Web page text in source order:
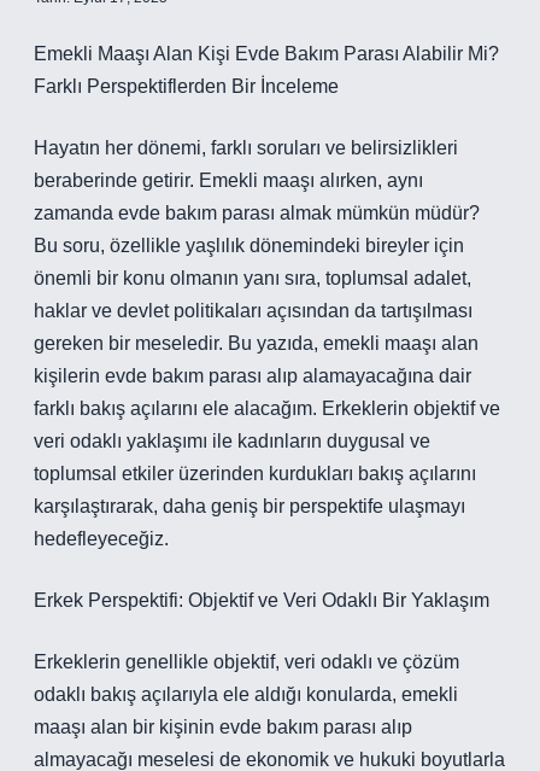
Emekli Maaşı Alan Kişi Evde Bakım Parası Alabilir Mi?
Farklı Perspektiflerden Bir İnceleme
Hayatın her dönemi, farklı soruları ve belirsizlikleri
beraberinde getirir. Emekli maaşı alırken, aynı
zamanda evde bakım parası almak mümkün müdür?
Bu soru, özellikle yaşlılık dönemindeki bireyler için
önemli bir konu olmanın yanı sıra, toplumsal adalet,
haklar ve devlet politikaları açısından da tartışılması
gereken bir meseledir. Bu yazıda, emekli maaşı alan
kişilerin evde bakım parası alıp alamayacağına dair
farklı bakış açılarını ele alacağım. Erkeklerin objektif ve
veri odaklı yaklaşımı ile kadınların duygusal ve
toplumsal etkiler üzerinden kurdukları bakış açılarını
karşılaştırarak, daha geniş bir perspektife ulaşmayı
hedefleyeceğiz.
Erkek Perspektifi: Objektif ve Veri Odaklı Bir Yaklaşım
Erkeklerin genellikle objektif, veri odaklı ve çözüm
odaklı bakış açılarıyla ele aldığı konularda, emekli
maaşı alan bir kişinin evde bakım parası alıp
almayacağı meselesi de ekonomik ve hukuki boyutlarla